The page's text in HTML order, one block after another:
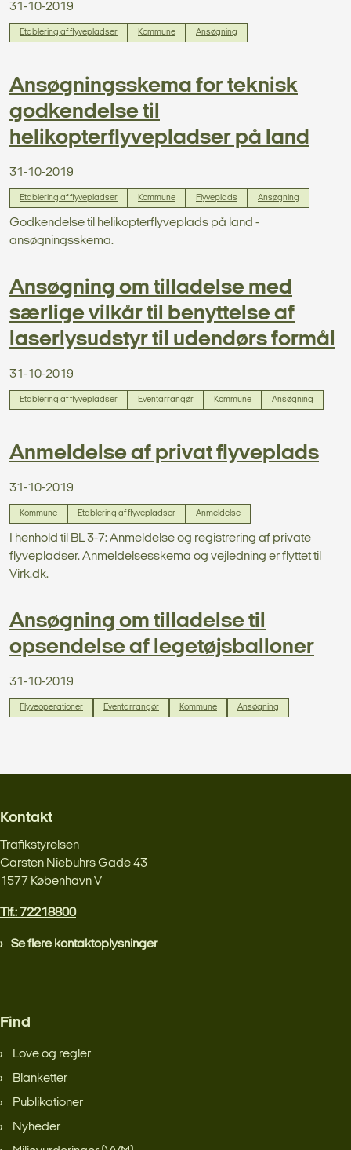
31-10-2019
Etablering af flyvepladser Kommune Ansøgning
Ansøgningsskema for teknisk
godkendelse til
helikopterflyvepladser på land
31-10-2019
Etablering af flyvepladser Kommune Flyveplads Ansøgning
Godkendelse til helikopterflyveplads på land -
ansøgningsskema.
Ansøgning om tilladelse med
særlige vilkår til benyttelse af
laserlysudstyr til udendørs formål
31-10-2019
Etablering af flyvepladser Eventarrangør Kommune Ansøgning
Anmeldelse af privat flyveplads
31-10-2019
Kommune Etablering af flyvepladser Anmeldelse
I henhold til BL 3-7: Anmeldelse og registrering af private
flyvepladser. Anmeldelsesskema og vejledning er flyttet til
Virk.dk.
Ansøgning om tilladelse til
opsendelse af legetøjsballoner
31-10-2019
Flyveoperationer Eventarrangør Kommune Ansøgning
Kontakt
Trafikstyrelsen
Carsten Niebuhrs Gade 43
1577 København V
Tlf.: 72218800
Se flere kontaktoplysninger
Find
Love og regler
Blanketter
Publikationer
Nyheder